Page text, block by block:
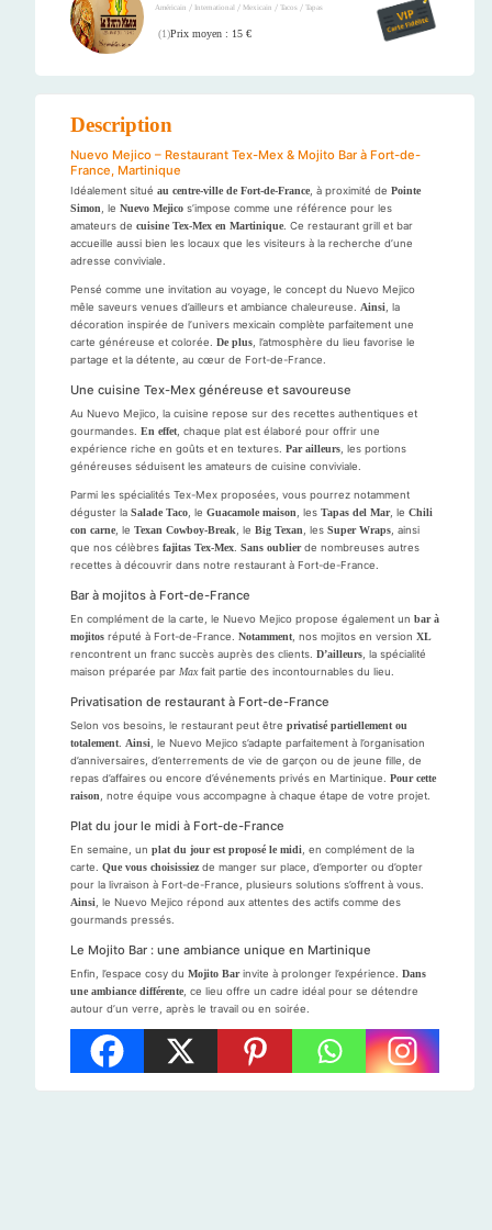
Américain / International /Mexicain /Tacos /Tapas
(1)Prix moyen : 15 €
Description
Nuevo Mejico – Restaurant Tex-Mex & Mojito Bar à Fort-de-
France, Martinique
Idéalement situé au centre-ville de Fort-de-France , à proximité de Pointe
Simon , le Nuevo Mejico s’impose comme une référence pour les
amateurs de cuisine Tex-Mex en Martinique . Ce restaurant grill et bar
accueille aussi bien les locaux que les visiteurs à la recherche d’une
adresse conviviale.
Pensé comme une invitation au voyage, le concept du Nuevo Mejico
mêle saveurs venues d’ailleurs et ambiance chaleureuse. Ainsi , la
décoration inspirée de l’univers mexicain complète parfaitement une
carte généreuse et colorée. De plus , l’atmosphère du lieu favorise le
partage et la détente, au cœur de Fort-de-France.
Une cuisine Tex-Mex généreuse et savoureuse
Au Nuevo Mejico, la cuisine repose sur des recettes authentiques et
gourmandes. En effet , chaque plat est élaboré pour offrir une
expérience riche en goûts et en textures. Par ailleurs , les portions
généreuses séduisent les amateurs de cuisine conviviale.
Parmi les spécialités Tex-Mex proposées, vous pourrez notamment
déguster la Salade Taco , le Guacamole maison , les Tapas del Mar, le Chili
con carne , le Texan Cowboy-Break , le Big Texan , les Super Wraps , ainsi
que nos célèbres fajitas Tex-Mex Sans oublierde nombreuses autres
recettes à découvrir dans notre restaurant à Fort-de-France.
Bar à mojitos à Fort-de-France
En complément de la carte, le Nuevo Mejico propose également un bar à
mojitos réputé à Fort-de-France. Notamment , nos mojitos en version XL
rencontrent un franc succès auprès des clients. D’ailleurs , la spécialité
maison préparée par Maxfait partie des incontournables du lieu.
Privatisation de restaurant à Fort-de-France
Selon vos besoins, le restaurant peut être privatisé partiellement ou
totalement
Ainsi , le Nuevo Mejico s’adapte parfaitement à l’organisation
d’anniversaires, d’enterrements de vie de garçon ou de jeune fille, de
repas d’affaires ou encore d’événements privés en Martinique. Pour cette
raison , notre équipe vous accompagne à chaque étape de votre projet.
Plat du jour le midi à Fort-de-France
En semaine, un plat du jour est proposé le midi , en complément de la
carte. Que vous choisissiezde manger sur place, d’emporter ou d’opter
pour la livraison à Fort-de-France, plusieurs solutions s’offrent à vous.
Ainsi , le Nuevo Mejico répond aux attentes des actifs comme des
gourmands pressés.
Le Mojito Bar : une ambiance unique en Martinique
Enfin, l’espace cosy du Mojito Barinvite à prolonger l’expérience. Dans
une ambiance différente , ce lieu offre un cadre idéal pour se détendre
autour d’un verre, après le travail ou en soirée.